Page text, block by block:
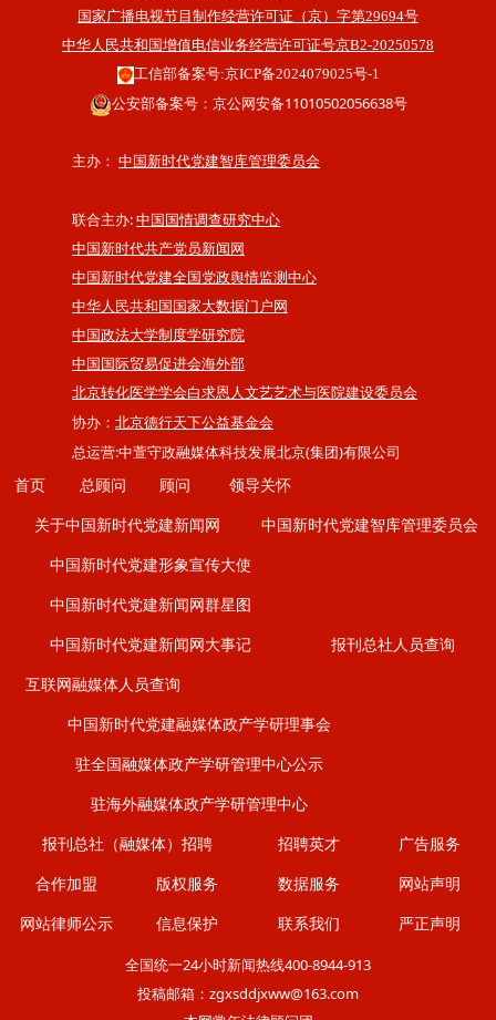
国家广播电视节目制作经营许可证（京）字第29694号
中华人民共和国增值电信业务经营许可证号京B2-20250578
工信部备案号:京ICP备2024079025号-1
公安部备案号：京公网安备11010502056638号
主办： 中国新时代党建智库管理委员会
联合主办: 中国国情调查研究中心
中国新时代共产党员新闻网
中国新时代党建全国党政舆情监测中心
中华人民共和国国家大数据门户网
中国政法大学制度学研究院
中国国际贸易促进会海外部
北京转化医学学会白求恩人文艺艺术与医院建设委员会
协办： 北京德行天下公益基金会
总运营:中萱守政融媒体科技发展北京(集团)有限公司
首页 总顾问 顾问 领导关怀
关于中国新时代党建新闻网 中国新时代党建智库管理委员会
中国新时代党建形象宣传大使
中国新时代党建新闻网群星图
中国新时代党建新闻网大事记 报刊总社人员查询
互联网融媒体人员查询
中国新时代党建融媒体政产学研理事会
驻全国融媒体政产学研管理中心公示
驻海外融媒体政产学研管理中心
报刊总社（融媒体）招聘 招聘英才 广告服务
合作加盟 版权服务 数据服务 网站声明
网站律师公示 信息保护 联系我们 严正声明
全国统一24小时新闻热线400-8944-913
投稿邮箱：zgxsddjxww@163.com